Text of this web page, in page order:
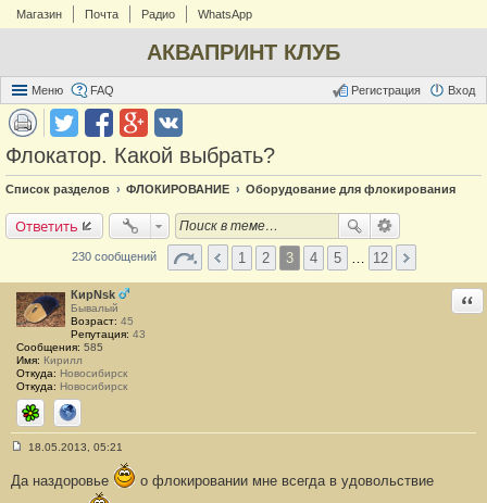
Магазин Почта Радио WhatsApp
АКВАПРИНТ КЛУБ
Меню FAQ Вход
Регистрация
Флокатор. Какой выбрать?
Список разделов ФЛОКИРОВАНИЕ Оборудование для флокирования
Ответить
230 сообщений 1 2 3 4 5 12
КирNsk
Бывалый
Возраст: 45
Репутация: 43
Сообщения: 585
Имя: Кирилл
Откуда: Новосибирск
Откуда: Новосибирск
ICQ Сайт
о
18.05.2013, 05:21
Да наздоровье
о флокировании мне всегда в удовольствие